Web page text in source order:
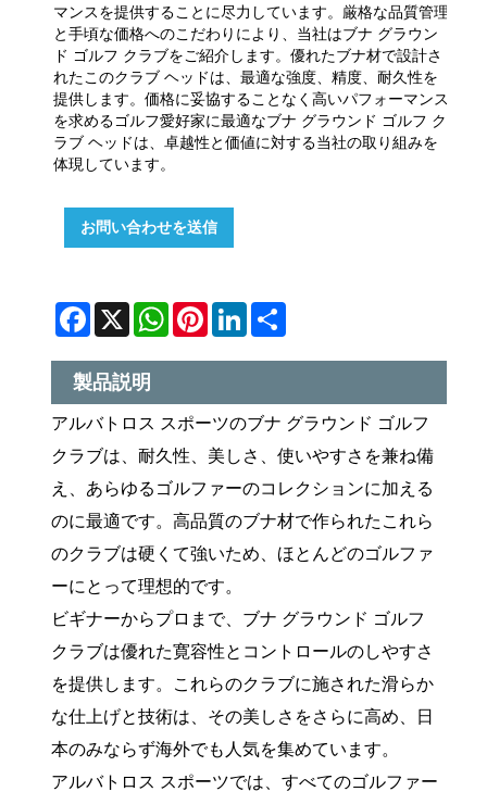
マンスを提供することに尽力しています。厳格な品質管理
と手頃な価格へのこだわりにより、当社はブナ グラウン
ド ゴルフ クラブをご紹介します。優れたブナ材で設計さ
れたこのクラブ ヘッドは、最適な強度、精度、耐久性を
提供します。価格に妥協することなく高いパフォーマンス
を求めるゴルフ愛好家に最適なブナ グラウンド ゴルフ ク
ラブ ヘッドは、卓越性と価値に対する当社の取り組みを
体現しています。
お問い合わせを送信
Facebook
X WhatsApp
Pinterest
LinkedIn
製品説明
アルバトロス スポーツのブナ グラウンド ゴルフ
クラブは、耐久性、美しさ、使いやすさを兼ね備
え、あらゆるゴルファーのコレクションに加える
のに最適です。高品質のブナ材で作られたこれら
のクラブは硬くて強いため、ほとんどのゴルファ
ーにとって理想的です。
ビギナーからプロまで、ブナ グラウンド ゴルフ
クラブは優れた寛容性とコントロールのしやすさ
を提供します。これらのクラブに施された滑らか
な仕上げと技術は、その美しさをさらに高め、日
本のみならず海外でも人気を集めています。
アルバトロス スポーツでは、すべてのゴルファー